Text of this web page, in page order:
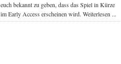
euch bekannt zu geben, dass das Spiel in Kürze
im Early Access erscheinen wird. Weiterlesen ...